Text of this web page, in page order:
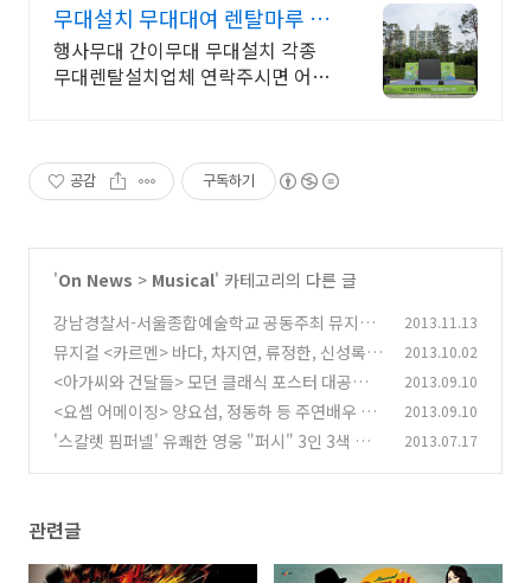
무대설치 무대대여 렌탈마루 무
대전문설치업체
행사무대 간이무대 무대설치 각종
무대렌탈설치업체 연락주시면 어디
공감 구독하기
'On News > Musical' 카테고리의 다른 글
강남경찰서-서울종합예술학교 공동주최 뮤지컬
'그날이후' (0)
2013.11.13
뮤지컬 <카르멘> 바다, 차지연, 류정한, 신성록
캐스팅
(0)
2013.10.02
<아가씨와 건달들> 모던 클래식 포스터 대공개
(0)
2013.09.10
<요셉 어메이징> 양요섭, 정동하 등 주연배우 프
로필 사진 전격 공개!
(0)
2013.09.10
'스칼렛 핌퍼넬' 유쾌한 영웅 "퍼시" 3인 3색 매
2013.07.17
관련글